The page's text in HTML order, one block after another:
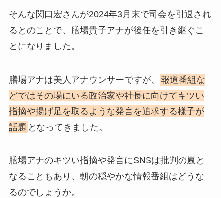
そんな関口宏さんが2024年3月末で司会を引退され
るとのことで、膳場貴子アナが後任を引き継ぐこ
とになりました。
膳場アナは美人アナウンサーですが、
報道番組な
どではその場にいる政治家や社長に向けてキツい
指摘や揚げ足を取るような発言を追求する様子が
話題 となってきました。
膳場アナのキツい指摘や発言にSNSは批判の嵐と
なることもあり、朝の穏やかな情報番組はどうな
るのでしょうか。